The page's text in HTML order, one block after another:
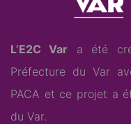
L’E2C Var a été
Préfecture du Var
PACA et ce projet a
du Var.